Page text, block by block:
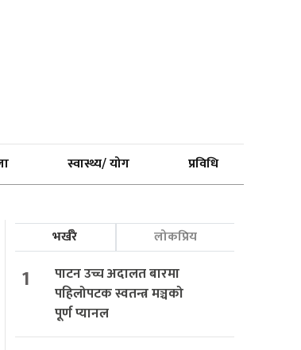
स्वास्थ्य/ योग प्रविधि
भर्खरै लोकप्रिय
1
पाटन उच्च अदालत बारमा
पहिलोपटक स्वतन्त्र मञ्चको
पूर्ण प्यानल